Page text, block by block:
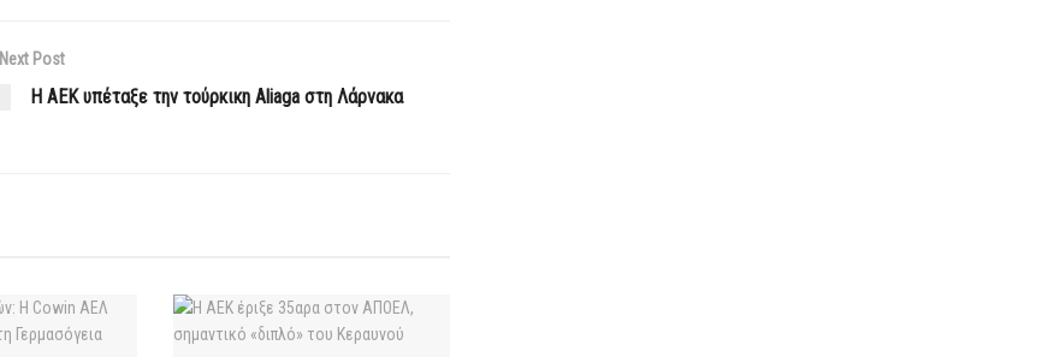
Next Post
H AEK υπέταξε την τούρκικη Aliaga στη Λάρνακα